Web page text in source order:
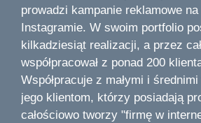
prowadzi kampanie reklamowe
Instagramie. W swoim portfolio
kilkadziesiąt realizacji, a przez
współpracował z ponad 200
Współpracuje z małymi i
jego klientom, którzy posiadają
całościowo tworzy "firmę w